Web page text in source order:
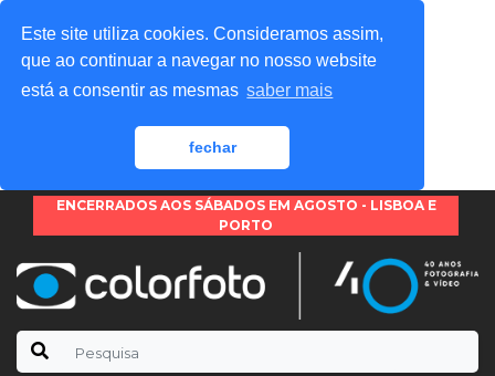
Este site utiliza cookies. Consideramos assim,
que ao continuar a navegar no nosso website
está a consentir as mesmas saber mais
fechar
ENCERRADOS AOS SÁBADOS EM AGOSTO - LISBOA E
PORTO